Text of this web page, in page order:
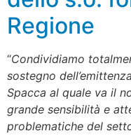
Regione
“Condividiamo
sostegno
Spacca al quale va il
grande sensibilità e
problematiche del